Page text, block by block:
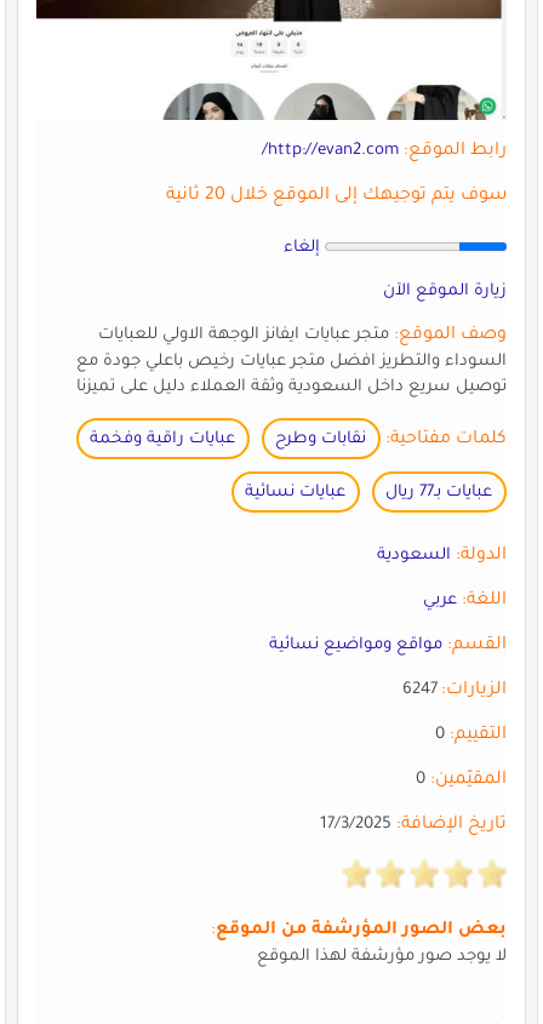
رابط الموقع: http://evan2.com/
سوف يتم توجيهك إلى الموقع خلال 20 ثانية
إلغاء
زيارة الموقع الآن
وصف الموقع:متجر عبايات ايفانز الوجهة الاولي للعبايات
السوداء والتطريز افضل متجر عبايات رخيص باعلي جودة مع
توصيل سريع داخل السعودية وثقة العملاء دليل على تميزنا
كلمات مفتاحية: نقابات وطرح عبايات راقية وفخمة
عبايات بـ77 ريال عبايات نسائية
الدولة: السعودية
اللغة: عربي
القسم: مواقع ومواضيع نسائية
الزيارات:6247
التقييم:0
المقيّمين:0
تاريخ الإضافة:17/3/2025
بعض الصور المؤرشفة من الموقع:
لا يوجد صور مؤرشفة لهذا الموقع